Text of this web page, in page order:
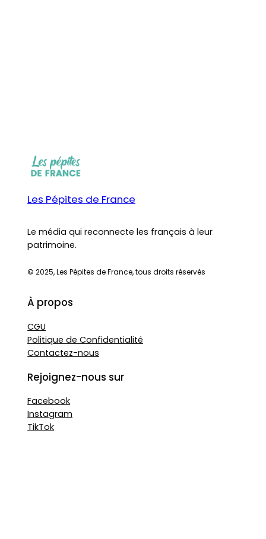
Les Pépites de France
Le média qui reconnecte les français à leur
patrimoine.
© 2025, Les Pépites de France, tous droits réservés
À propos
CGU
Politique de Confidentialité
Contactez-nous
Rejoignez-nous sur
Facebook
Instagram
TikTok